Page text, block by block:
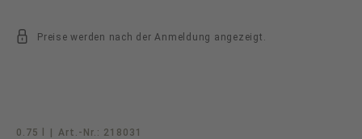
Preise werden nach der Anmeldung angezeigt.
0.75 l Art.-Nr.: 218031